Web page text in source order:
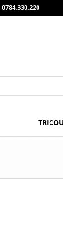
0784.330.220